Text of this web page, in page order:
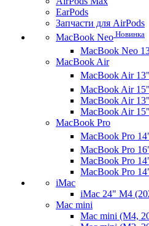
EarPods
Запчасти для AirPods
MacBook Neo Новинка
MacBook Neo
MacBook Air
MacBook Air
MacBook Air
MacBook Air
MacBook Air
MacBook Pro
MacBook Pro
MacBook Pro
MacBook Pro
MacBook Pro
iMac
iMac 24" M4
Mac mini
Mac mini (M4,